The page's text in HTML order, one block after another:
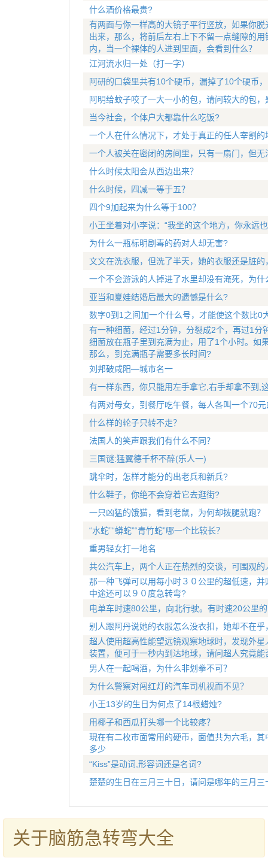
什么酒价格最贵?
有两面与你一样高的大镜子平行竖放，如果你
出来，那么，将前后左右上下不留一点缝隙的
内，当一个裸体的人进到里面，会看到什么？
江河流水归一处（打一字）
阿研的口袋里共有10个硬币，漏掉了10个硬币
阿明给蚊子咬了一大一小的包，请问较大的包
当今社会，个体户大都靠什么吃饭?
一个人在什么情况下，才处于真正的任人宰割的
一个人被关在密闭的房间里，只有一扇门，但
什么时候太阳会从西边出来？
什么时候，四减一等于五？
四个9加起来为什么等于100？
小王坐着对小李说：“我坐的这个地方，你永远
为什么一瓶标明剧毒的药对人却无害?
文文在洗衣服，但洗了半天，她的衣服还是脏的
一个不会游泳的人掉进了水里却没有淹死，为什
亚当和夏娃结婚后最大的遗憾是什么?
数字0到1之间加一个什么号，才能使这个数比0
有一种细菌，经过1分钟，分裂成2个，再过1分
细菌放在瓶子里到充满为止，用了1个小时。如
那么，到充满瓶子需要多长时间?
刘邦破咸阳—城市名一
有一样东西，你只能用左手拿它,右手却拿不到,
有两对母女，到餐厅吃午餐，每人各叫一个70
什么样的轮子只转不走？
法国人的笑声跟我们有什么不同？
三国谜:猛翼德千杯不醉(乐人一)
跳伞时，怎样才能分的出老兵和新兵?
什么鞋子，你绝不会穿着它去逛街?
一只凶猛的饿猫，看到老鼠，为何却拨腿就跑？
“水蛇”“蟒蛇”“青竹蛇”哪一个比较长？
重男轻女打一地名
共公汽车上，两个人正在热烈的交谈，可围观
那一种飞弹可以用每小时３０公里的超低速，
中途还可以９０度急转弯?
电单车时速80公里，向北行驶。有时速20公里
别人跟阿丹说她的衣服怎么没衣扣，她却不在乎
超人使用超高性能望远镜观察地球时，发现外
装置，便可于一秒内到达地球，请问超人究竟能
男人在一起喝酒，为什么非划拳不可？
为什么警察对闯红灯的汽车司机视而不见？
小王13岁的生日为何点了14根蜡烛?
用椰子和西瓜打头哪一个比较疼？
現在有二枚市面常用的硬币，面值共为六毛，
多少
“Kiss”是动词,形容词还是名词?
楚楚的生日在三月三十日，请问是哪年的三月三
关于脑筋急转弯大全